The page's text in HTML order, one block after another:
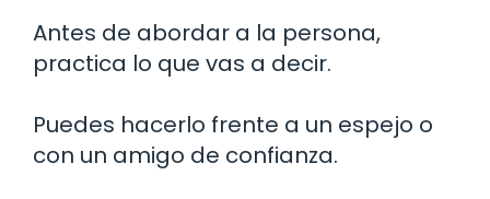
Antes de abordar a la persona,
practica lo que vas a decir.
Puedes hacerlo frente a un espejo o
con un amigo de confianza.